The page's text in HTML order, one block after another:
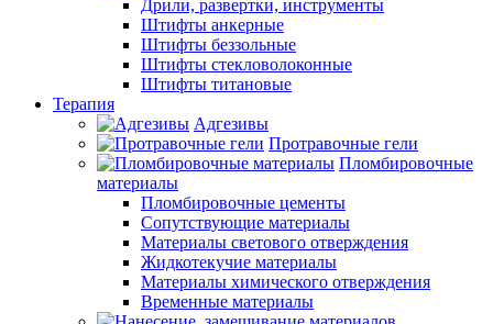
Дрили, развертки, инструменты
Штифты анкерные
Штифты беззольные
Штифты стекловолоконные
Штифты титановые
Терапия
Адгезивы
Протравочные гели
Пломбировочные
материалы
Пломбировочные цементы
Сопутствующие материалы
Материалы светового отверждения
Жидкотекучие материалы
Материалы химического отверждения
Временные материалы